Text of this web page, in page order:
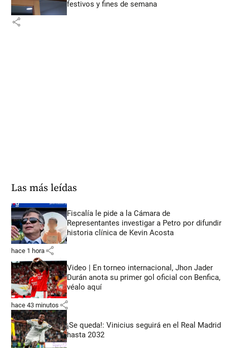
festivos y fines de semana
share
Las más leídas
Fiscalía le pide a la Cámara de
Representantes investigar a Petro por difundir
historia clínica de Kevin Acosta
hace 1 hora share
Video | En torneo internacional, Jhon Jader
Durán anota su primer gol oficial con Benfica,
véalo aquí
hace 43 minutos share
¡Se queda!: Vinicius seguirá en el Real Madrid
hasta 2032